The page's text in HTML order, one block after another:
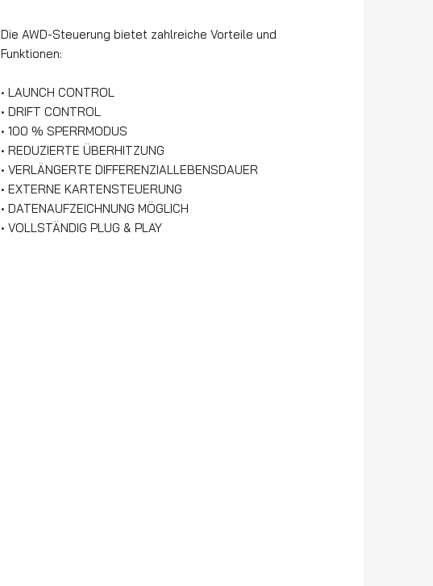
Die AWD-Steuerung bietet zahlreiche Vorteile und
Funktionen:
• LAUNCH CONTROL
• DRIFT CONTROL
• 100 % SPERRMODUS
• REDUZIERTE ÜBERHITZUNG
• VERLÄNGERTE DIFFERENZIALLEBENSDAUER
• EXTERNE KARTENSTEUERUNG
• DATENAUFZEICHNUNG MÖGLICH
• VOLLSTÄNDIG PLUG & PLAY